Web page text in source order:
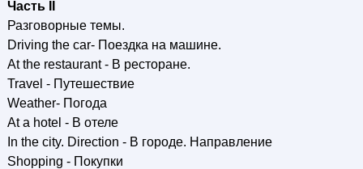
Часть II
Разговорные темы.
Driving the car- Поездка на машине.
At the restaurant - В ресторане.
Travel - Путешествие
Weather- Погода
At a hotel - В отеле
In the city. Direction - В городе. Направление
Shopping - Покупки